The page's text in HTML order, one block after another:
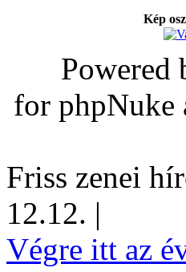
Kép
Powered
for phpNuke
Friss zenei
12.12. |
Végre itt az